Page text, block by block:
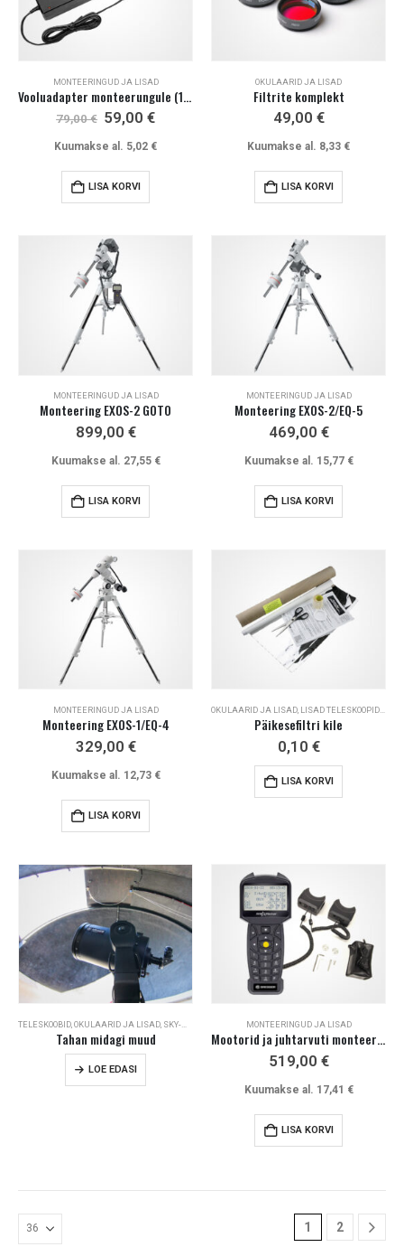
MONTEERINGUD JA LISAD
Vooluadapter monteerungule (12 V, 3 A)
79,00€ Algne
hind
oli:
59,00 €Current
is:
Kuumakse al. 5,02 €
LISA KORVI
OKULAARID JA LISAD
Filtrite komplekt
49,00 €
Kuumakse al. 8,33 €
LISA KORVI
MONTEERINGUD JA LISAD
Monteering EXOS-2 GOTO
899,00 €
Kuumakse al. 27,55 €
LISA KORVI
MONTEERINGUD JA LISAD
Monteering EXOS-2/EQ-5
469,00 €
Kuumakse al. 15,77 €
LISA KORVI
MONTEERINGUD JA LISAD
Monteering EXOS-1/EQ-4
329,00 €
Kuumakse al. 12,73 €
LISA KORVI
OKULAARID JA LISAD, LISAD TELESKOOPIDELE
Päikesefiltri kile
0,10 €
LISA KORVI
TELESKOOBID OKULAARID JA LISAD SKY-WATCHER LISAD TELESKOOPIDELE,MONTEERINGUD JA
Tahan midagi muud
LOE EDASI
MONTEERINGUD JA LISAD
Mootorid ja juhtarvuti monteeringule EXOS-2
519,00 €
Kuumakse al. 17,41 €
LISA KORVI
1 2